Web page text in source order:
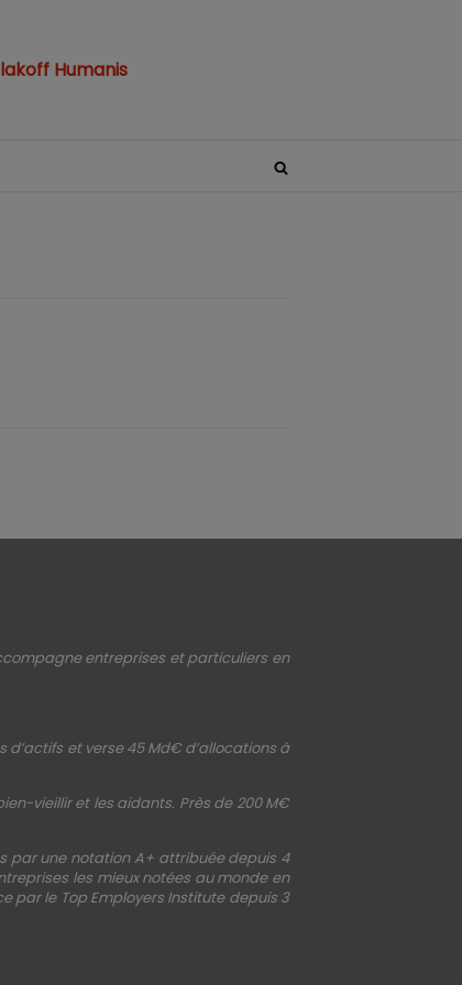
Humanis
entreprises et particuliers en
et verse 45 Md€ d’allocations à
vieillir et les aidants. Près de 200 M€
par une notation A+ attribuée depuis 4
les mieux notées au monde en
par le Top Employers Institute depuis 3